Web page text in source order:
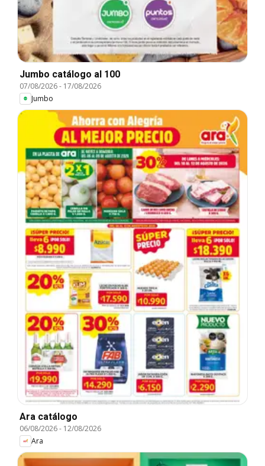
Jumbo catálogo al 100
07/08/2026- 17/08/2026
Jumbo
Ara catálogo
06/08/2026- 12/08/2026
Ara